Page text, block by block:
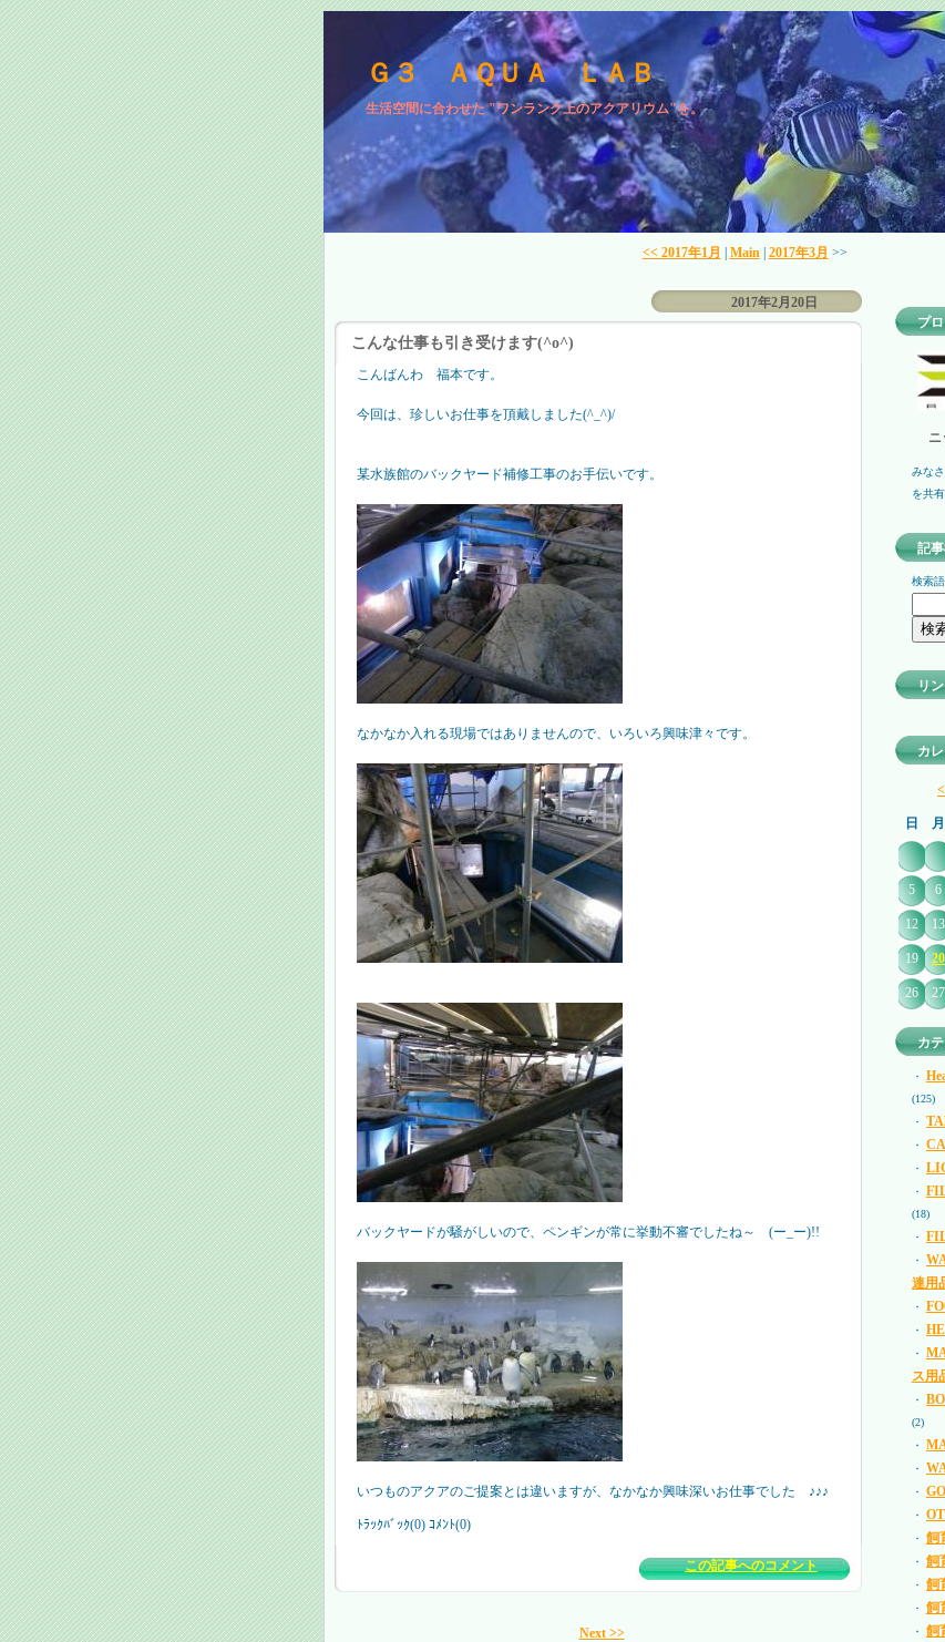
Ｇ３ ＡＱＵＡ ＬＡＢ
生活空間に合わせた "ワンランク上のアクアリウム"を。
<< 2017年1月 Main| 2017年3月 >>
2017年2月20日
こんな仕事も引き受けます(^o^)
こんばんわ 福本です。
今回は、珍しいお仕事を頂戴しました(^_^)/
某水族館のバックヤード補修工事のお手伝いです。
なかなか入れる現場ではありませんので、いろいろ興味津々です。
バックヤードが騒がしいので、ペンギンが常に挙動不審でしたね～ (ー_ー)!!
いつものアクアのご提案とは違いますが、なかなか興味深いお仕事でした ♪♪♪
ﾄﾗｯｸﾊﾞｯｸ(0) ｺﾒﾝﾄ(0)
この記事へのコメント
Next >>
プ
ニ
みな
を共
記
検索
リ
カ
日 月
5 6
12 13
19 20
26 27
カ
・
(125)
・
・
・
・
(18)
・
・
連用
・
・
・
ス用
・
(2)
・
・
・
・
・ 飼
・ 飼
・ 飼
・ 飼
・ 飼